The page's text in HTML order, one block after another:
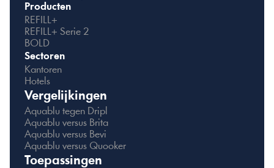
Producten
REFILL+
REFILL+ Serie 2
BOLD
Sectoren
Kantoren
Hotels
Vergelijkingen
Aquablu tegen Dripl
Aquablu versus Brita
Aquablu versus Bevi
Aquablu versus Quooker
Toepassingen